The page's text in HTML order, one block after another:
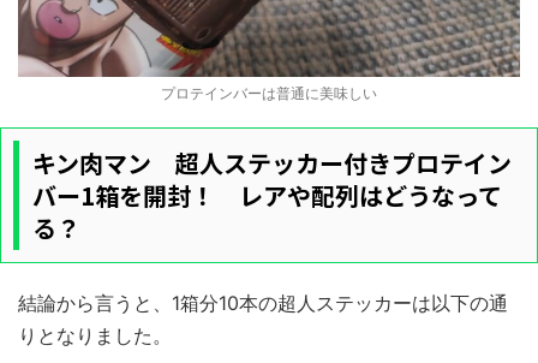
プロテインバーは普通に美味しい
キン肉マン 超人ステッカー付きプロテイン
バー1箱を開封！ レアや配列はどうなって
る？
結論から言うと、1箱分10本の超人ステッカーは以下の通
りとなりました。